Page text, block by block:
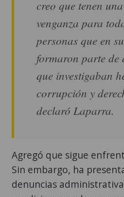
creo que tenen
venganza para
personas que en
formaron parte
que investigaban
corrupción y
declaró Laparra.
Agregó que sigue
Sin embargo, ha
denuncias